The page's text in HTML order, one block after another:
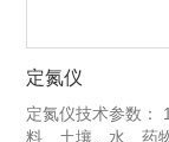
定氮仪
定氮仪技术参数：
料、土壤、水、药